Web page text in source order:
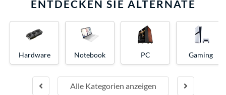
ENTDECKEN SIE ALTERNATE
Alle Kategorien anzeigen
Hardware Notebook PC Gaming